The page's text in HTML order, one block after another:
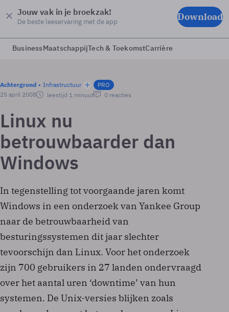
Jouw vak in je broekzak!
De beste leeservaring met de app Download
BusinessMaatschappijTech & ToekomstCarrière
Achtergrond Infrastructuur
PRO
25 april 2008
leestijd 1 minuut 0 reacties
Linux nu
betrouwbaarder dan
Windows
In tegenstelling tot voorgaande jaren komt
Windows in een onderzoek van Yankee Group
naar de betrouwbaarheid van
besturingssystemen dit jaar slechter
tevoorschijn dan Linux. Voor het onderzoek
zijn 700 gebruikers in 27 landen ondervraagd
over het aantal uren ‘downtime’ van hun
systemen. De Unix-versies blijken zoals